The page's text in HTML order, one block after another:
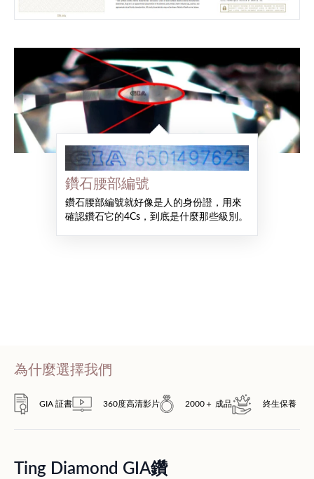
鑽石腰部編號
鑽石腰部編號就好像是人的身份證，用來
確認鑽石它的4Cs，到底是什麼那些級別。
為什麼選擇我們
GIA 証書 360度高清影片 2000＋ 成品 終生保養
Ting Diamond GIA鑽